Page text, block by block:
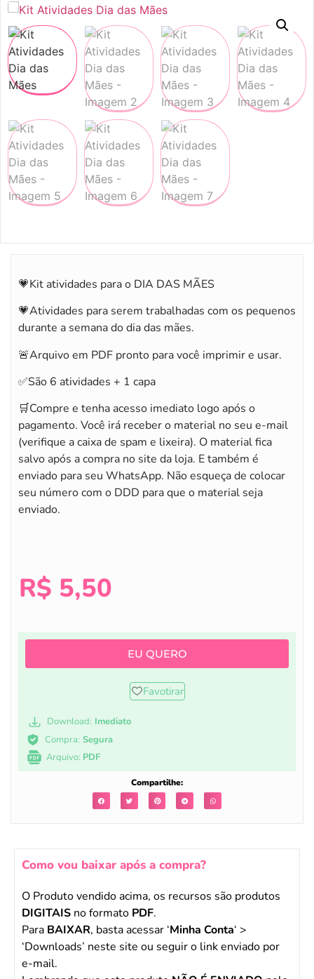
💗Kit atividades para o DIA DAS MÃES
💗Atividades para serem trabalhadas com os pequenos
durante a semana do dia das mães.
🚨Arquivo em PDF pronto para você imprimir e usar.
✅São 6 atividades + 1 capa
🛒Compre e tenha acesso imediato logo após o
pagamento. Você irá receber o material no seu e-mail
(verifique a caixa de spam e lixeira). O material fica
salvo após a compra no site da loja. E também é
enviado para seu WhatsApp. Não esqueça de colocar
seu número com o DDD para que o material seja
enviado.
R$ 5,50
EU QUERO
Favotirar
Download: Imediato
Compra: Segura
Arquivo: PDF
Compartilhe:
Como vou baixar após a compra?
O Produto vendido acima, os recursos são produtos
DIGITAIS no formato PDF.
Para BAIXAR, basta acessar ‘Minha Conta‘ >
‘Downloads’ neste site ou seguir o link enviado por
e-mail.